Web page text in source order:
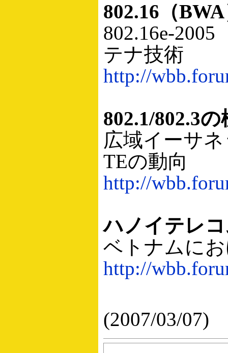
802.16（
802.16e-
テナ技術
http://
802.1/802.3
広域イーサ
TEの動向
http://
ハノイテレ
ベトナムに
http://
(2007/03/07)